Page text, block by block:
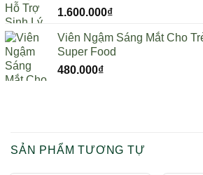
1.600.000₫
Viên Ngậm Sáng Mắt Cho
Super Food
480.000₫
SẢN PHẨM TƯƠNG TỰ